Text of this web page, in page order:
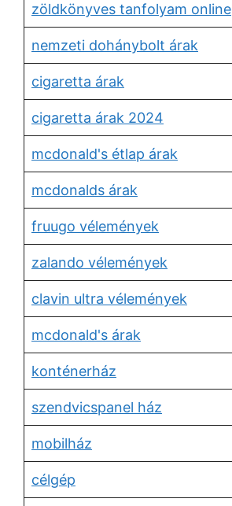
zöldkönyves tanfolyam online
nemzeti dohánybolt árak
cigaretta árak
cigaretta árak 2024
mcdonald's étlap árak
mcdonalds árak
fruugo vélemények
zalando vélemények
clavin ultra vélemények
mcdonald's árak
konténerház
szendvicspanel ház
mobilház
célgép